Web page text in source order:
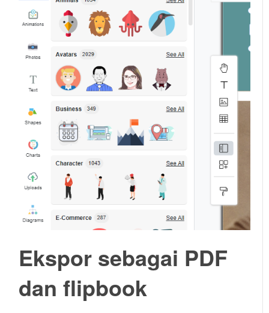
Ekspor sebagai PDF
dan flipbook